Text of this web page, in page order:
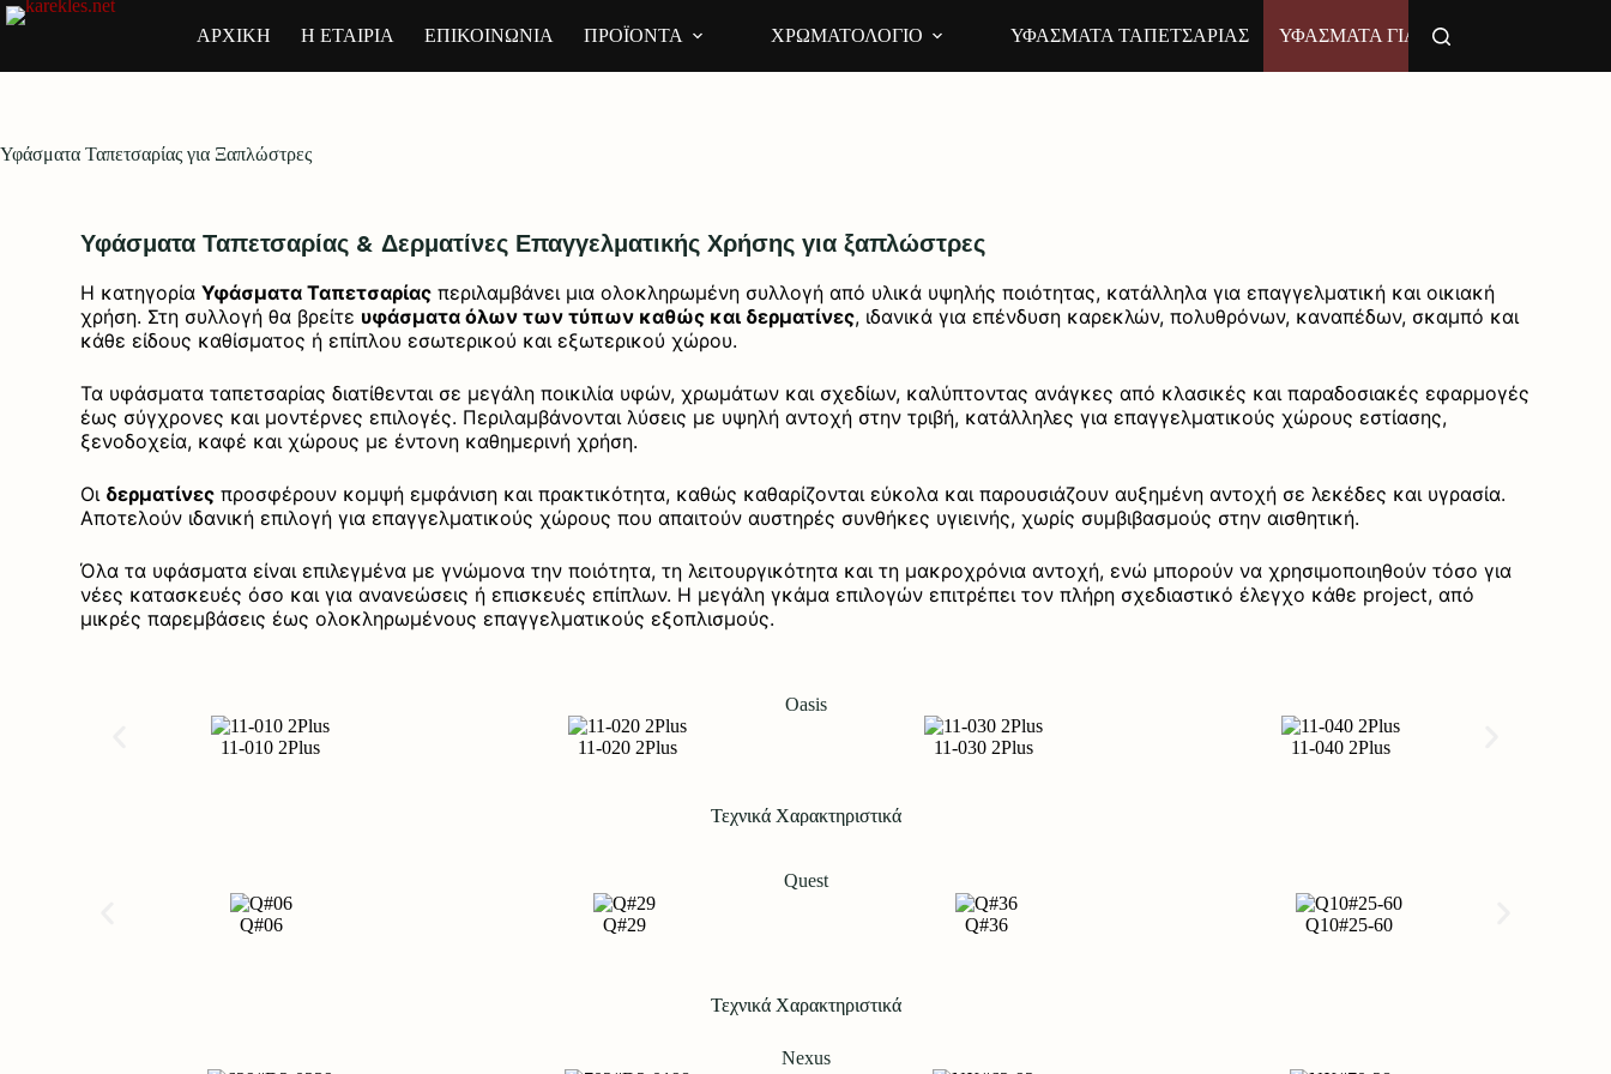
ΑΡΧΙΚΗ Η ΕΤΑΙΡΙΑ ΕΠΙΚΟΙΝΩΝΙΑ ΠΡΟΪΟΝΤΑ ΧΡΩΜΑΤΟΛΟΓΙΟ ΥΦΑΣΜΑΤΑ ΤΑΠΕΤΣΑΡΙΑΣ ΥΦΑΣΜΑΤΑ ΓΙΑ ΞΑΠΛΩΣΤΡΕΣ
Υφάσματα Ταπετσαρίας για Ξαπλώστρες
Υφάσματα Ταπετσαρίας & Δερματίνες Επαγγελματικής Χρήσης για ξαπλώστρες
Η κατηγορίαΥφάσματα Ταπετσαρίας περιλαμβάνει μια ολοκληρωμένη συλλογή από υλικά υψηλής ποιότητας, κατάλληλα για επαγγελματική και οικιακή
χρήση. Στη συλλογή θα βρείτε υφάσματα όλων των τύπων καθώς και δερματίνες, ιδανικά για επένδυση καρεκλών, πολυθρόνων, καναπέδων, σκαμπό και
κάθε είδους καθίσματος ή επίπλου εσωτερικού και εξωτερικού χώρου.
Τα υφάσματα ταπετσαρίας διατίθενται σε μεγάλη ποικιλία υφών, χρωμάτων και σχεδίων, καλύπτοντας ανάγκες από κλασικές και παραδοσιακές εφαρμογές
έως σύγχρονες και μοντέρνες επιλογές. Περιλαμβάνονται λύσεις με υψηλή αντοχή στην τριβή, κατάλληλες για επαγγελματικούς χώρους εστίασης,
ξενοδοχεία, καφέ και χώρους με έντονη καθημερινή χρήση.
Οι δερματίνες προσφέρουν κομψή εμφάνιση και πρακτικότητα, καθώς καθαρίζονται εύκολα και παρουσιάζουν αυξημένη αντοχή σε λεκέδες και υγρασία.
Αποτελούν ιδανική επιλογή για επαγγελματικούς χώρους που απαιτούν αυστηρές συνθήκες υγιεινής, χωρίς συμβιβασμούς στην αισθητική.
Όλα τα υφάσματα είναι επιλεγμένα με γνώμονα την ποιότητα, τη λειτουργικότητα και τη μακροχρόνια αντοχή, ενώ μπορούν να χρησιμοποιηθούν τόσο για
νέες κατασκευές όσο και για ανανεώσεις ή επισκευές επίπλων. Η μεγάλη γκάμα επιλογών επιτρέπει τον πλήρη σχεδιαστικό έλεγχο κάθε project, από
μικρές παρεμβάσεις έως ολοκληρωμένους επαγγελματικούς εξοπλισμούς.
Oasis
11-010 2Plus 11-020 2Plus 11-030 2Plus 11-040 2Plus
Τεχνικά Χαρακτηριστικά
Quest
Q#06 Q#29 Q#36 Q10#25-60
Τεχνικά Χαρακτηριστικά
Nexus